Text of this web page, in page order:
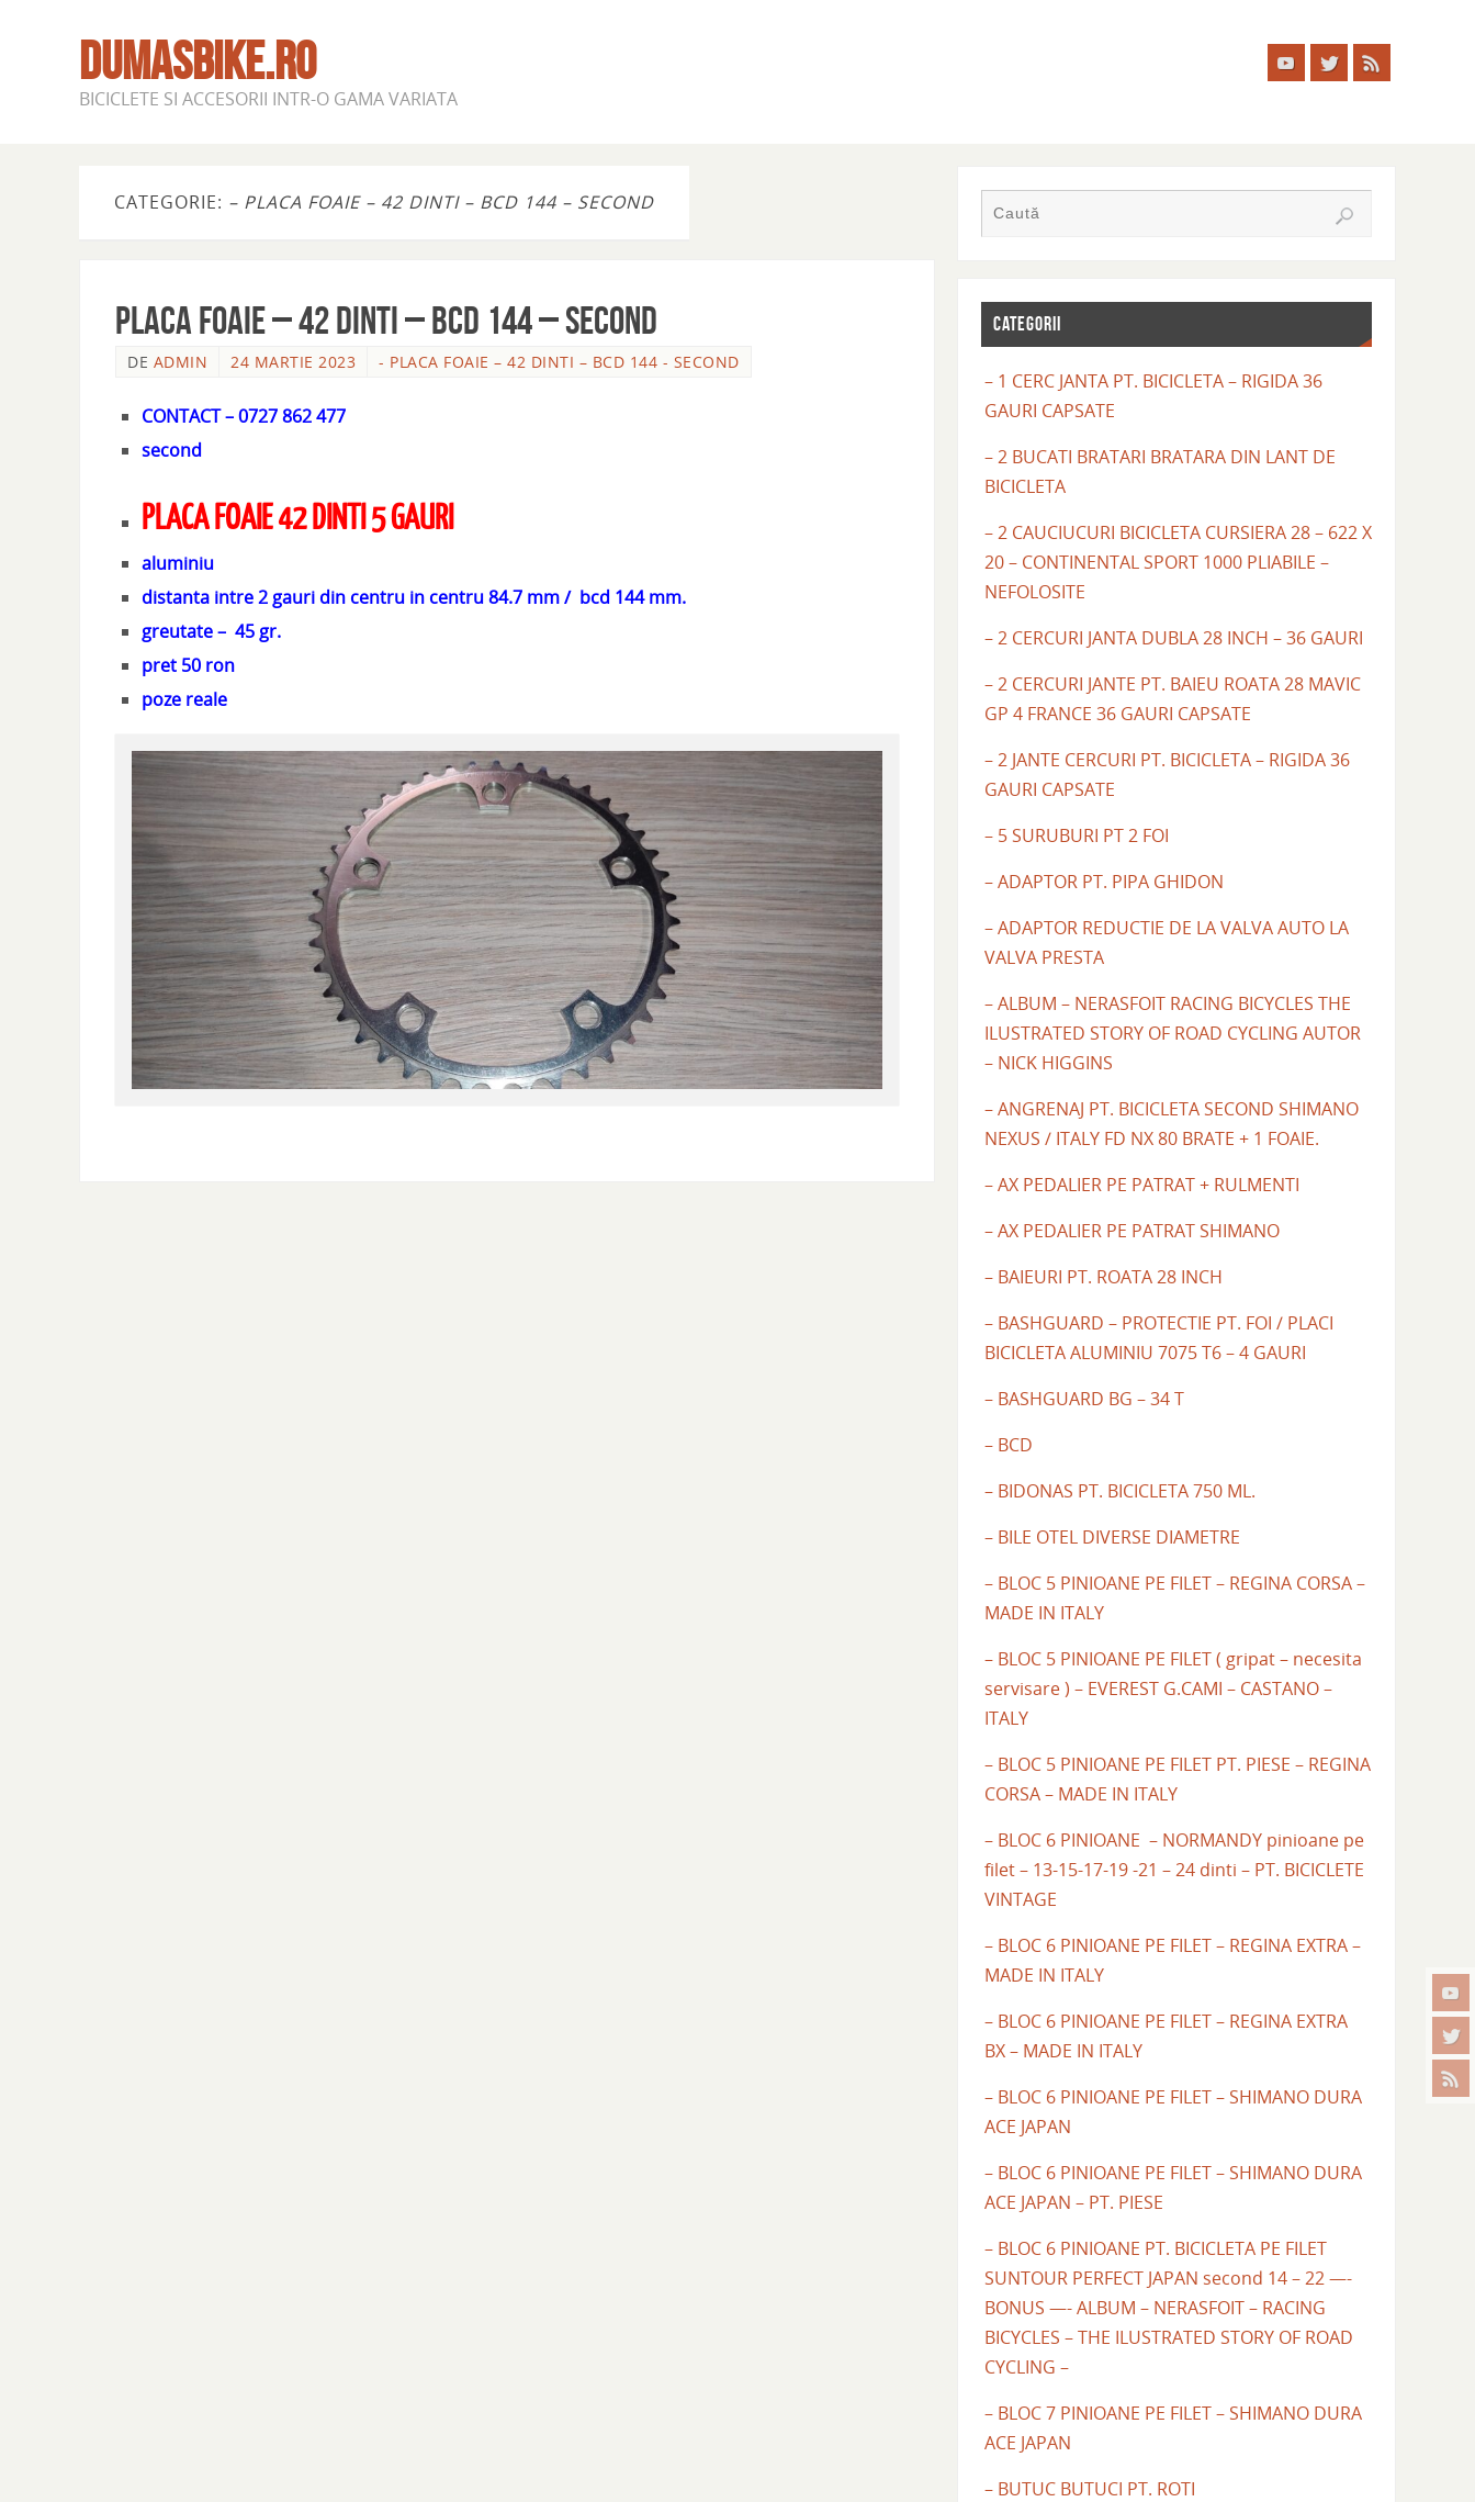
DUMASBIKE.RO
BICICLETE SI ACCESORII INTR-O GAMA VARIATA
CATEGORIE: – PLACA FOAIE – 42 DINTI – BCD 144 – SECOND
PLACA FOAIE – 42 DINTI – BCD 144 – SECOND
DE ADMIN 24 MARTIE 2023 - PLACA FOAIE – 42 DINTI – BCD 144 - SECOND
CONTACT – 0727 862 477
second
PLACA FOAIE 42 DINTI 5 GAURI
aluminiu
distanta intre 2 gauri din centru in centru 84.7 mm / bcd 144 mm.
greutate – 45 gr.
pret 50 ron
poze reale
CATEGORII
– 1 CERC JANTA PT. BICICLETA – RIGIDA 36
GAURI CAPSATE
– 2 BUCATI BRATARI BRATARA DIN LANT DE
BICICLETA
– 2 CAUCIUCURI BICICLETA CURSIERA 28 – 622 X
20 – CONTINENTAL SPORT 1000 PLIABILE –
NEFOLOSITE
– 2 CERCURI JANTA DUBLA 28 INCH – 36 GAURI
– 2 CERCURI JANTE PT. BAIEU ROATA 28 MAVIC
GP 4 FRANCE 36 GAURI CAPSATE
– 2 JANTE CERCURI PT. BICICLETA – RIGIDA 36
GAURI CAPSATE
– 5 SURUBURI PT 2 FOI
– ADAPTOR PT. PIPA GHIDON
– ADAPTOR REDUCTIE DE LA VALVA AUTO LA
VALVA PRESTA
– ALBUM – NERASFOIT RACING BICYCLES THE
ILUSTRATED STORY OF ROAD CYCLING AUTOR
– NICK HIGGINS
– ANGRENAJ PT. BICICLETA SECOND SHIMANO
NEXUS / ITALY FD NX 80 BRATE + 1 FOAIE.
– AX PEDALIER PE PATRAT + RULMENTI
– AX PEDALIER PE PATRAT SHIMANO
– BAIEURI PT. ROATA 28 INCH
– BASHGUARD – PROTECTIE PT. FOI / PLACI
BICICLETA ALUMINIU 7075 T6 – 4 GAURI
– BASHGUARD BG – 34 T
– BCD
– BIDONAS PT. BICICLETA 750 ML.
– BILE OTEL DIVERSE DIAMETRE
– BLOC 5 PINIOANE PE FILET – REGINA CORSA –
MADE IN ITALY
– BLOC 5 PINIOANE PE FILET ( gripat – necesita
servisare ) – EVEREST G.CAMI – CASTANO –
ITALY
– BLOC 5 PINIOANE PE FILET PT. PIESE – REGINA
CORSA – MADE IN ITALY
– BLOC 6 PINIOANE – NORMANDY pinioane pe
filet – 13-15-17-19 -21 – 24 dinti – PT. BICICLETE
VINTAGE
– BLOC 6 PINIOANE PE FILET – REGINA EXTRA –
MADE IN ITALY
– BLOC 6 PINIOANE PE FILET – REGINA EXTRA
BX – MADE IN ITALY
– BLOC 6 PINIOANE PE FILET – SHIMANO DURA
ACE JAPAN
– BLOC 6 PINIOANE PE FILET – SHIMANO DURA
ACE JAPAN – PT. PIESE
– BLOC 6 PINIOANE PT. BICICLETA PE FILET
SUNTOUR PERFECT JAPAN second 14 – 22 —-
BONUS —- ALBUM – NERASFOIT – RACING
BICYCLES – THE ILUSTRATED STORY OF ROAD
CYCLING –
– BLOC 7 PINIOANE PE FILET – SHIMANO DURA
ACE JAPAN
– BUTUC BUTUCI PT. ROTI